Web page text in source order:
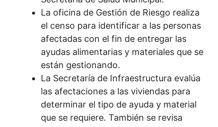
La oficina de Gestión de Riesgo realiza
el censo para identificar a las personas
afectadas con el fin de entregar las
ayudas alimentarias y materiales que se
están gestionando.
La Secretaría de Infraestructura evalúa
las afectaciones a las viviendas para
determinar el tipo de ayuda y material
que se requiere. También se revisa